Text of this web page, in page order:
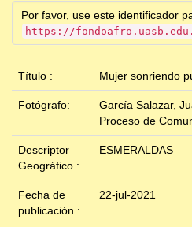
Por favor, use este identificador
https://
Título : Mujer sonriendo
Fotógrafo:
García Salazar,
Proceso de
Descriptor
Geográfico :
ESMERALDAS
Fecha de
publicación :
22-jul-2021